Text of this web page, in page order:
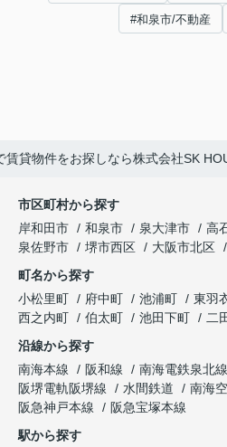
#和泉市/不動産
賃貸物件をお探しなら株式会社SK
市区町村から探す
岸和田市
和泉市 泉大津市 高
泉佐野市
堺市西区 大阪市北区
町名から探す
小松里町
府中町 池浦町 東羽
西之内町
伯太町 池田下町
二
沿線から探す
南海本線
阪和線 南海電鉄泉北線
阪堺電軌阪堺線
水間鉄道 南海
阪急神戸本線
阪急宝塚本線
駅から探す